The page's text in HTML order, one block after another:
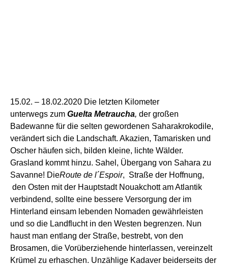
15.02. – 18.02.2020 Die letzten Kilometer
unterwegs zum Guelta Metraucha, der großen
Badewanne für die selten gewordenen Saharakrokodile,
verändert sich die Landschaft. Akazien, Tamarisken und
Oscher häufen sich, bilden kleine, lichte Wälder.
Grasland kommt hinzu. Sahel, Übergang von Sahara zu
Savanne! DieRoute de l´Espoir, Straße der Hoffnung,
den Osten mit der Hauptstadt Nouakchott am Atlantik
verbindend, sollte eine bessere Versorgung der im
Hinterland einsam lebenden Nomaden gewährleisten
und so die Landflucht in den Westen begrenzen. Nun
haust man entlang der Straße, bestrebt, von den
Brosamen, die Vorüberziehende hinterlassen, vereinzelt
Krümel zu erhaschen. Unzählige Kadaver beiderseits der